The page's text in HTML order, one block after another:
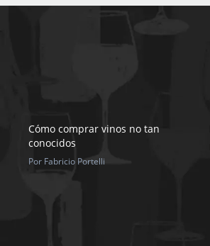
Cómo comprar vinos no tan
conocidos
Por Fabricio Portelli